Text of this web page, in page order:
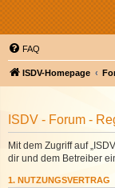
FAQ
ISDV-Homepage
ISDV - Forum -
Mit dem Zugriff auf
dir und dem Betreiber
1. NUTZUNGSVERTRAG